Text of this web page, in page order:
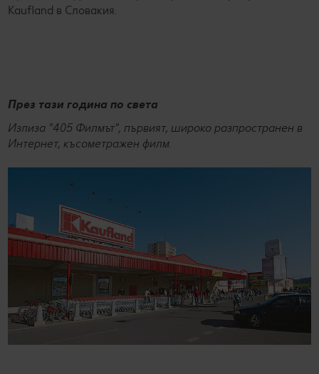
Kaufland в Словакия.
През тази година по света
Излиза "405 Филмът", първият, широко разпространен в
Интернет, късометражен филм.